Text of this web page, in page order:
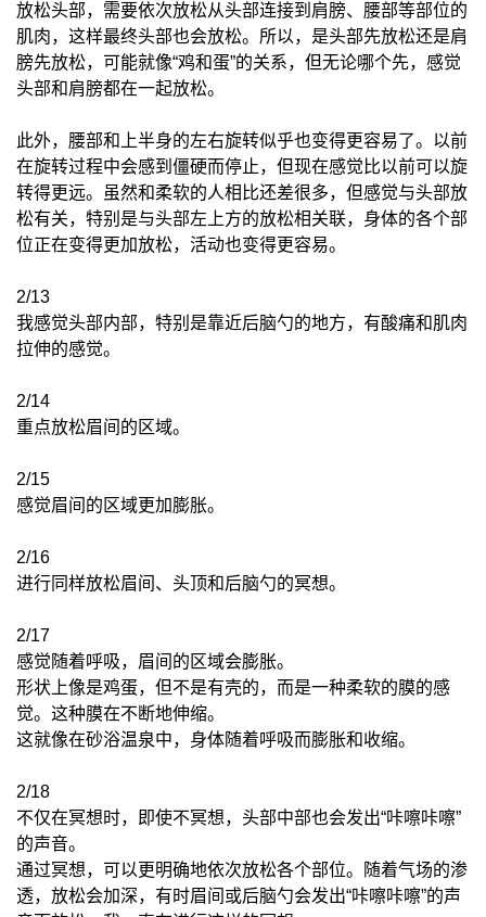
放松头部，需要依次放松从头部连接到肩膀、腰部等部位的
肌肉，这样最终头部也会放松。所以，是头部先放松还是肩
膀先放松，可能就像“鸡和蛋”的关系，但无论哪个先，感觉
头部和肩膀都在一起放松。
此外，腰部和上半身的左右旋转似乎也变得更容易了。以前
在旋转过程中会感到僵硬而停止，但现在感觉比以前可以旋
转得更远。虽然和柔软的人相比还差很多，但感觉与头部放
松有关，特别是与头部左上方的放松相关联，身体的各个部
位正在变得更加放松，活动也变得更容易。
2/13
我感觉头部内部，特别是靠近后脑勺的地方，有酸痛和肌肉
拉伸的感觉。
2/14
重点放松眉间的区域。
2/15
感觉眉间的区域更加膨胀。
2/16
进行同样放松眉间、头顶和后脑勺的冥想。
2/17
感觉随着呼吸，眉间的区域会膨胀。
形状上像是鸡蛋，但不是有壳的，而是一种柔软的膜的感
觉。这种膜在不断地伸缩。
这就像在砂浴温泉中，身体随着呼吸而膨胀和收缩。
2/18
不仅在冥想时，即使不冥想，头部中部也会发出“咔嚓咔嚓”
的声音。
通过冥想，可以更明确地依次放松各个部位。随着气场的渗
透，放松会加深，有时眉间或后脑勺会发出“咔嚓咔嚓”的声